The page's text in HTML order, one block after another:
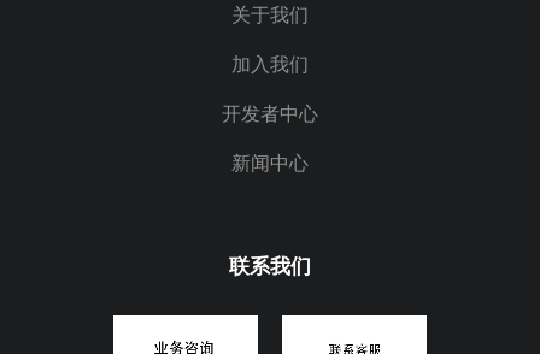
关于我们
加入我们
开发者中心
新闻中心
联系我们